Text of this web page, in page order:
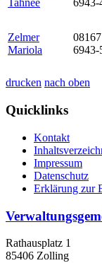
Tahnee
6943-
Zelmer
Mariola
08167
6943-
drucken nach oben
Quicklinks
Kontakt
Impressum
Datenschutz
Erklärung zur
Rathausplatz 1
85406 Zolling